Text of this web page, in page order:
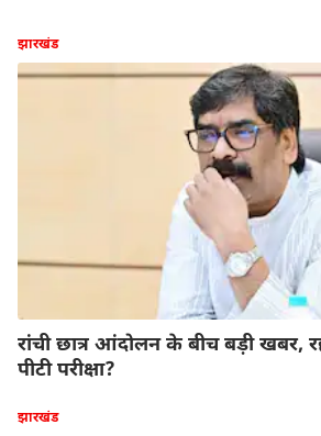
झारखंड
रांची छात्र आंदोलन के बीच बड़ी खबर,
पीटी परीक्षा?
झारखंड